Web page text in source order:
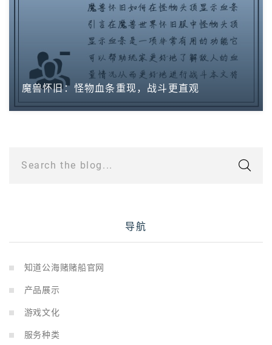
魔兽怀旧：怪物血条重现，战斗更直观
Search the blog...
导航
知道公海赌赌船官网
产品展示
游戏文化
服务种类